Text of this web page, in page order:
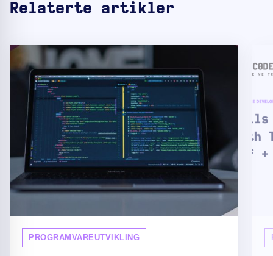
Relaterte artikler
PROGRAMVAREUTVIKLING